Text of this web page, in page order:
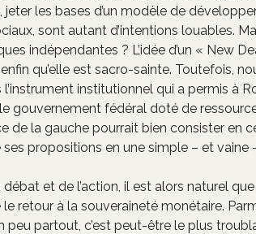
les bases d’un modèle de
sont autant d’intentions louables.
indépendantes ? L’idée d’un « New
qu’elle est sacro-sainte. Toutefois,
l’instrument institutionnel qui a permis à
gouvernement fédéral doté de
de la gauche pourrait bien consister
propositions en une simple – et vaine
et de l’action, il est alors naturel
retour à la souveraineté monétaire.
peu partout, c’est peut-être le plus